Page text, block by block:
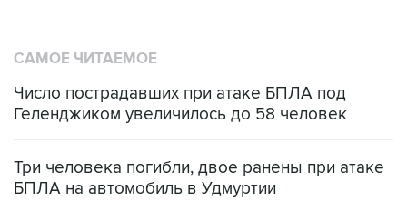
САМОЕ ЧИТАЕМОЕ
Число пострадавших при атаке БПЛА под
Геленджиком увеличилось до 58 человек
Три человека погибли, двое ранены при атаке
БПЛА на автомобиль в Удмуртии